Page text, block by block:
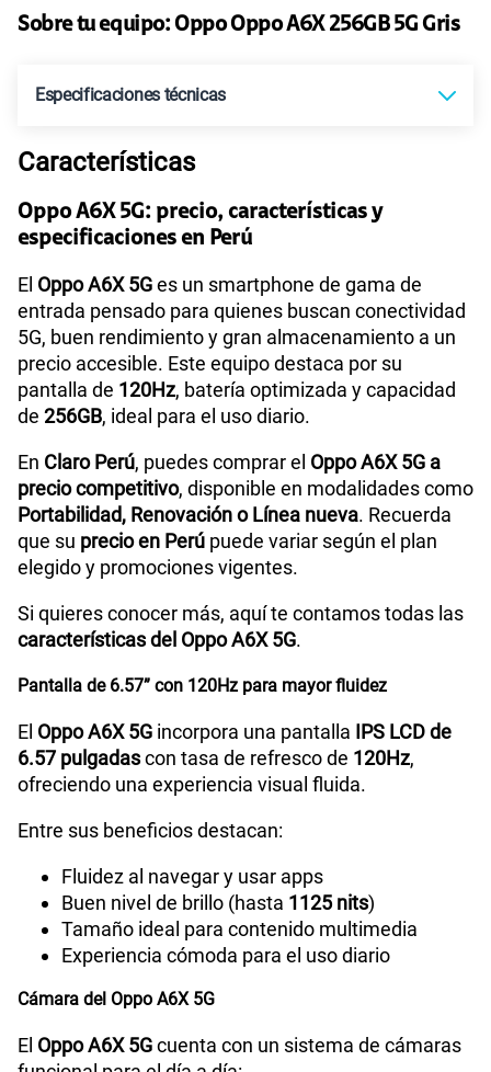
Paga solo S/95.90
Paga solo
Paga solo S/ 159.90
Paga solo
185GBen alta velocidad
S/ 189.90
Paga solo
200GB en alta velocidad
S/ 289.90
Ver menos planes
Sobre tu equipo:OppoOppo A6X 256GB 5G Gris
Especificaciones técnicas
Tecnología de Pantalla
Procesador MediaTek MT6835T
Tamaño de Pantalla
WiFI Yes,802.11 b/g/n/a/ac
Bluetooth
Cámara de fotos Principal 50MP+2MP
Cámara de fotos Frontal
Radio FM
Tipo de Conexión
Características
Oppo A6X 5G: precio, características y
especificaciones en Perú
El Oppo A6X 5Ges un smartphone de gama de
entrada pensado para quienes buscan conectividad
5G, buen rendimiento y gran almacenamiento a un
precio accesible. Este equipo destaca por su
pantalla de 120Hz, batería optimizada y capacidad
de 256GB, ideal para el uso diario.
En Claro Perú, puedes comprar el Oppo A6X 5G a
precio competitivo, disponible en modalidades como
Portabilidad, Renovación o Línea nueva. Recuerda
que su precio en Perú puede variar según el plan
elegido y promociones vigentes.
Si quieres conocer más, aquí te contamos todas las
características del Oppo A6X 5G.
Pantalla de 6.57” con 120Hz para mayor fluidez
El Oppo A6X 5G incorpora una pantalla IPS LCD de
6.57 pulgadascon tasa de refresco de 120Hz,
ofreciendo una experiencia visual fluida.
Entre sus beneficios destacan:
Fluidez al navegar y usar apps
Buen nivel de brillo (hasta 1125 nits)
Tamaño ideal para contenido multimedia
Experiencia cómoda para el uso diario
Cámara del Oppo A6X 5G
El Oppo A6X 5Gcuenta con un sistema de cámaras